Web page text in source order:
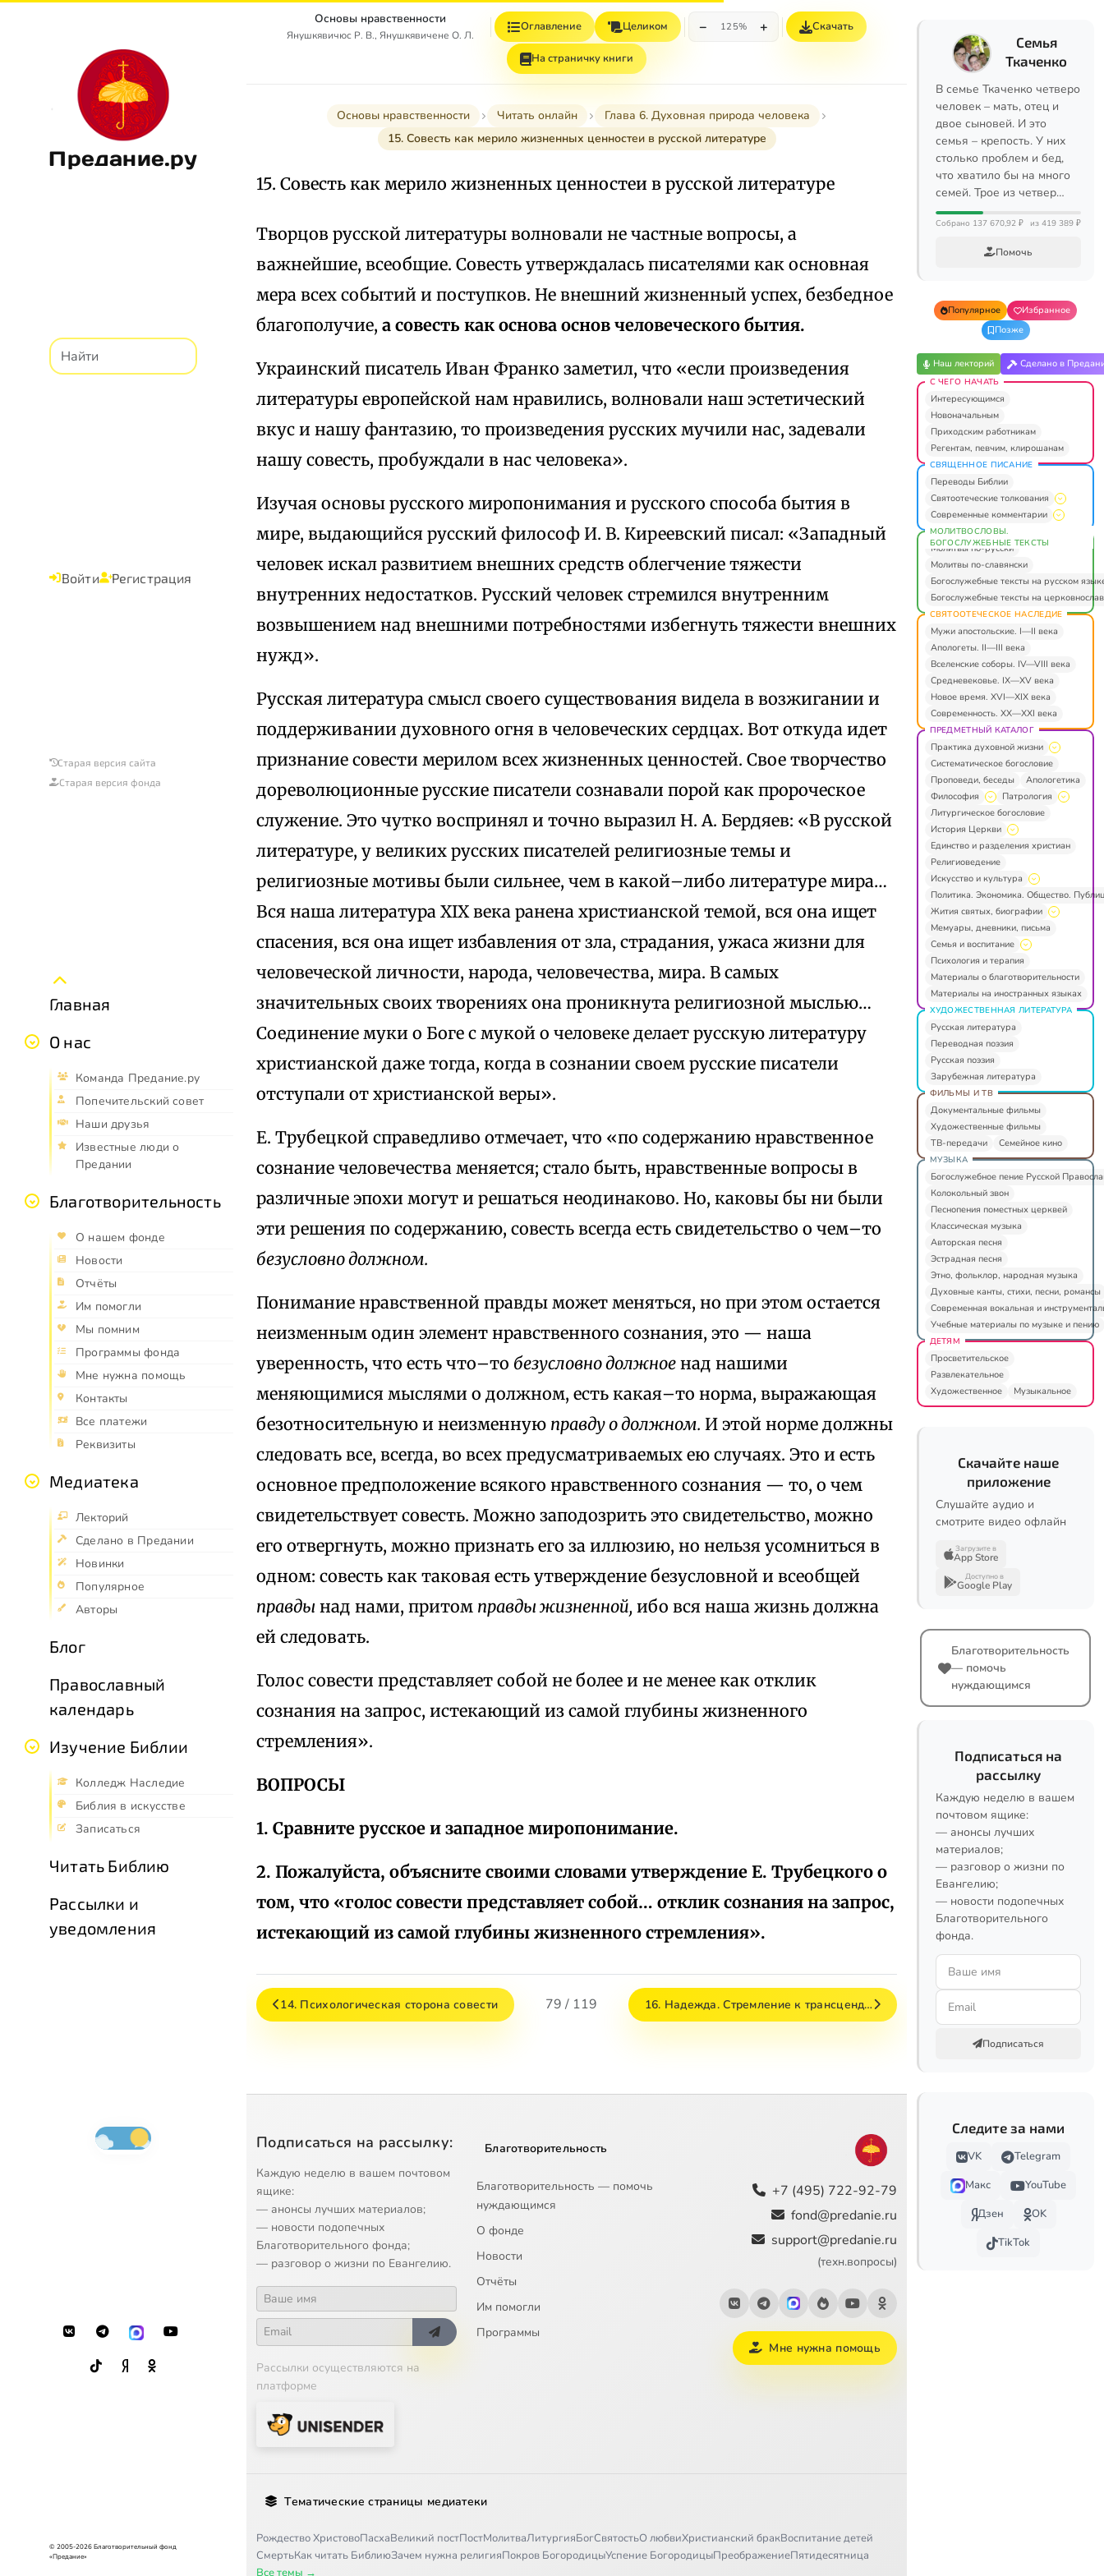
Предание.ру
Войти Регистрация
Старая версия сайта
Старая версия фонда
Главная
О нас
Команда Предание.ру
Попечительский совет
Наши друзья
Известные люди о
Предании
Благотворительность
О нашем фонде
Новости
Отчёты
Им помогли
Мы помним
Программы фонда
Мне нужна помощь
Контакты
Все платежи
Реквизиты
Медиатека
Лекторий
Сделано в Предании
Новинки
Популярное
Авторы
Блог
Православный
календарь
Изучение Библии
Колледж Наследие
Библия в искусстве
Записаться
Читать Библию
Рассылки и
уведомления
© 2005-2026 Благотворительный фонд
«Предание»
Основы нравственности
Янушкявичюс Р. В., Янушкявичене О. Л.
Оглавление Целиком − 125% + Скачать
На страничку книги
Основы нравственности Читать онлайн
Глава 6. Духовная природа человека
15. Совесть как мерило жизненных ценностеи в русской литературе
15. Совесть как мерило жизненных ценностеи в русской литературе
Творцов русской литературы волновали не частные вопросы, а
важнейшие, всеобщие. Совесть утверждалась писателями как основная
мера всех событий и поступков. Не внешний жизненный успех, безбедное
благополучие, а совесть как основа основ человеческого бытия.
Украинский писатель Иван Франко заметил, что «если произведения
литературы европейской нам нравились, волновали наш эстетический
вкус и нашу фантазию, то произведения русских мучили нас, задевали
нашу совесть, пробуждали в нас человека».
Изучая основы русского миропонимания и русского способа бытия в
мире, выдающийся русский философ И. В. Киреевский писал: «Западный
человек искал развитием внешних средств облегчение тяжести
внутренних недостатков. Русский человек стремился внутренним
возвышением над внешними потребностями избегнуть тяжести внешних
нужд».
Русская литература смысл своего существования видела в возжигании и
поддерживании духовного огня в человеческих сердцах. Вот откуда идет
признание совести мерилом всех жизненных ценностей. Свое творчество
дореволюционные русские писатели сознавали порой как пророческое
служение. Это чутко воспринял и точно выразил Н. А. Бердяев: «В русской
литературе, у великих русских писателей религиозные темы и
религиозные мотивы были сильнее, чем в какой–либо литературе мира…
Вся наша литература XIX века ранена христианской темой, вся она ищет
спасения, вся она ищет избавления от зла, страдания, ужаса жизни для
человеческой личности, народа, человечества, мира. В самых
значительных своих творениях она проникнута религиозной мыслью…
Соединение муки о Боге с мукой о человеке делает русскую литературу
христианской даже тогда, когда в сознании своем русские писатели
отступали от христианской веры».
Е. Трубецкой справедливо отмечает, что «по содержанию нравственное
сознание человечества меняется; стало быть, нравственные вопросы в
различные эпохи могут и решаться неодинаково. Но, каковы бы ни были
эти решения по содержанию, совесть всегда есть свидетельство о чем–то
безусловно должном.
Понимание нравственной правды может меняться, но при этом остается
неизменным один элемент нравственного сознания, это — наша
уверенность, что есть что–то безусловно должное над нашими
меняющимися мыслями о должном, есть какая–то норма, выражающая
безотносительную и неизменную правду о должном. И этой норме должны
следовать все, всегда, во всех предусматриваемых ею случаях. Это и есть
основное предположение всякого нравственного сознания — то, о чем
свидетельствует совесть. Можно заподозрить это свидетельство, можно
его отвергнуть, можно признать его за иллюзию, но нельзя усомниться в
одном: совесть как таковая есть утверждение безусловной и всеобщей
правды над нами, притом правды жизненной, ибо вся наша жизнь должна
ей следовать.
Голос совести представляет собой не более и не менее как отклик
сознания на запрос, истекающий из самой глубины жизненного
стремления».
ВОПРОСЫ
1. Сравните русское и западное миропонимание.
2. Пожалуйста, объясните своими словами утверждение Е. Трубецкого о
том, что «голос совести представляет собой… отклик сознания на запрос,
истекающий из самой глубины жизненного стремления».
14. Психологическая сторона совести 79 / 119 16. Надежда. Стремление к трансценд…
Подписаться на рассылку:
Каждую неделю в вашем почтовом
ящике:
— анонсы лучших материалов;
— новости подопечных
Благотворительного фонда;
— разговор о жизни по Евангелию.
Рассылки осуществляются на
платформе
Благотворительность
Благотворительность — помочь
нуждающимся
О фонде
Новости
Отчёты
Им помогли
Программы
+7 (495) 722-92-79
fond@predanie.ru
support@predanie.ru
(техн.вопросы)
Мне нужна помощь
Тематические страницы медиатеки
Рождество ХристовоПасхаВеликий постПостМолитваЛитургияБогСвятостьО любвиХристианский бракВоспитание детей
СмертьКак читать БиблиюЗачем нужна религияПокров БогородицыУспение БогородицыПреображениеПятидесятница
Все темы →
Семья
Ткаченко
В семье Ткаченко четверо
человек – мать, отец и
двое сыновей. И это
семья – крепость. У них
столько проблем и бед,
что хватило бы на много
семей. Трое из четвер…
Собрано 137 670,92 ₽ из 419 389 ₽
Помочь
Популярное
Избранное
Позже
Наш лекторий Сделано в
С ЧЕГО НАЧАТЬ
Интересующимся
Новоначальным
Приходским работникам
Регентам, певчим, клирошанам
СВЯЩЕННОЕ ПИСАНИЕ
Переводы Библии
Святоотеческие толкования
Современные комментарии
МОЛИТВОСЛОВЫ.
БОГОСЛУЖЕБНЫЕ ТЕКСТЫ
Молитвы по-русски
Молитвы по-славянски
Богослужебные тексты на русском
Богослужебные тексты на
СВЯТООТЕЧЕСКОЕ НАСЛЕДИЕ
Мужи апостольские. I—II века
Апологеты. II—III века
Вселенские соборы. IV—VIII века
Средневековье. IX—XV века
Новое время. XVI—XIX века
Современность. XX—XXI века
ПРЕДМЕТНЫЙ КАТАЛОГ
Практика духовной жизни
Систематическое богословие
Проповеди, беседы
Апологетика
Философия
Патрология
Литургическое богословие
История Церкви
Единство и разделения христиан
Религиоведение
Искусство и культура
Политика. Экономика. Общество.
Жития святых, биографии
Мемуары, дневники, письма
Семья и воспитание
Психология и терапия
Материалы о благотворительности
Материалы на иностранных языках
ХУДОЖЕСТВЕННАЯ ЛИТЕРАТУРА
Русская литература
Переводная поэзия
Русская поэзия
Зарубежная литература
ФИЛЬМЫ И ТВ
Документальные фильмы
Художественные фильмы
ТВ-передачи
Семейное кино
МУЗЫКА
Богослужебное пение Русской
Колокольный звон
Песнопения поместных церквей
Классическая музыка
Авторская песня
Эстрадная песня
Этно, фольклор, народная музыка
Духовные канты, стихи, песни, романсы
Современная вокальная и
Учебные материалы по музыке и пению
ДЕТЯМ
Просветительское
Развлекательное
Художественное
Музыкальное
Скачайте наше
приложение
Слушайте аудио и
смотрите видео офлайн
Загрузите в
App Store
Доступно в
Google Play
Благотворительность
— помочь
нуждающимся
Подписаться на
рассылку
Каждую неделю в вашем
почтовом ящике:
— анонсы лучших
материалов;
— разговор о жизни по
Евангелию;
— новости подопечных
Благотворительного
фонда.
Подписаться
Следите за нами
VK
Telegram
Макс
YouTube
Дзен
OK
TikTok